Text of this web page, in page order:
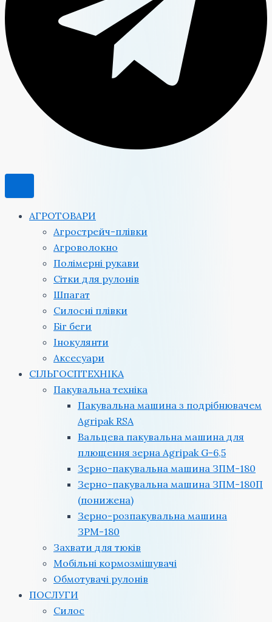
АГРОТОВАРИ
Агрострейч-плівки
Агроволокно
Полімерні рукави
Сітки для рулонів
Шпагат
Силосні плівки
Біг беги
Інокулянти
Аксесуари
СІЛЬГОСПТЕХНІКА
Пакувальна техніка
Пакувальна машина з подрібнювачем
Agripak RSA
Вальцева пакувальна машина для
плющення зерна Agripak G-6,5
Зерно-пакувальна машина ЗПМ-180
Зерно-пакувальна машина ЗПМ-180П
(понижена)
Зерно-розпакувальна машина
ЗРМ-180
Захвати для тюків
Мобільні кормозмішувачі
Обмотувачі рулонів
ПОСЛУГИ
Силос